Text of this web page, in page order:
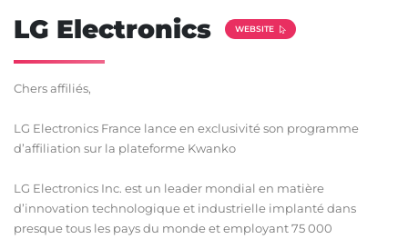
LG Electronics WEBSITE
Chers affiliés,
LG Electronics France lance en exclusivité son programme
d’affiliation sur la plateforme Kwanko
LG Electronics Inc. est un leader mondial en matière
d’innovation technologique et industrielle implanté dans
presque tous les pays du monde et employant 75 000